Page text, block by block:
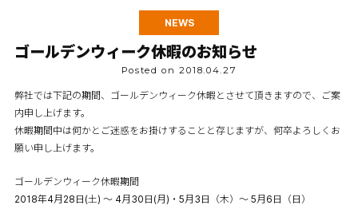
NEWS
ゴールデンウィーク休暇のお知らせ
Posted on 2018.04.27
弊社では下記の期間、ゴールデンウィーク休暇とさせて頂きますので、ご案
内申し上げます。
休暇期間中は何かとご迷惑をお掛けすることと存じますが、何卒よろしくお
願い申し上げます。
ゴールデンウィーク休暇期間
2018年4月28日(土) ～ 4月30日(月)・5月3日（木）～ 5月6日（日）